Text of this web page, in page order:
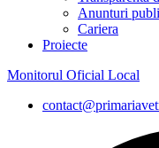
Anunturi
Cariera
Proiecte
Monitorul Oficial Local